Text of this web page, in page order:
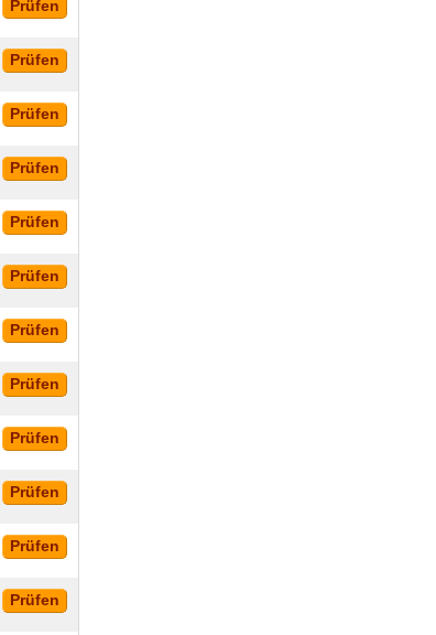
Prüfen
Prüfen
Prüfen
Prüfen
Prüfen
Prüfen
Prüfen
Prüfen
Prüfen
Prüfen
Prüfen
Prüfen